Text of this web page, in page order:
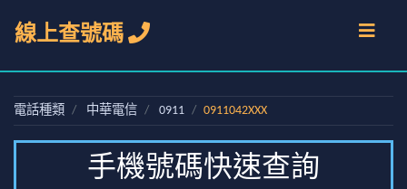
線上查號碼
電話種類 中華電信 0911 0911042XXX
手機號碼快速查詢